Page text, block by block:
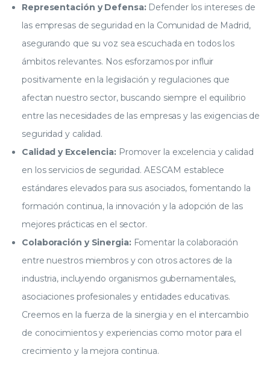
Representación y Defensa:Defender los intereses de
las empresas de seguridad en la Comunidad de Madrid,
asegurando que su voz sea escuchada en todos los
ámbitos relevantes. Nos esforzamos por influir
positivamente en la legislación y regulaciones que
afectan nuestro sector, buscando siempre el equilibrio
entre las necesidades de las empresas y las exigencias de
seguridad y calidad.
Calidad y Excelencia:Promover la excelencia y calidad
en los servicios de seguridad. AESCAM establece
estándares elevados para sus asociados, fomentando la
formación continua, la innovación y la adopción de las
mejores prácticas en el sector.
Colaboración y Sinergia:Fomentar la colaboración
entre nuestros miembros y con otros actores de la
industria, incluyendo organismos gubernamentales,
asociaciones profesionales y entidades educativas.
Creemos en la fuerza de la sinergia y en el intercambio
de conocimientos y experiencias como motor para el
crecimiento y la mejora continua.